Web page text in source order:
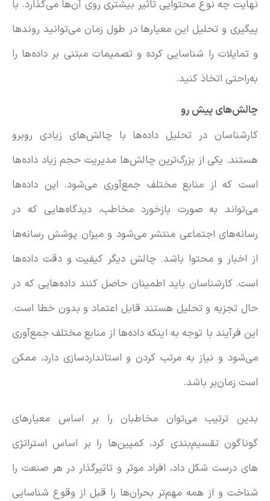
نهایت چه نوع محتوایی تاثیر بیشتری روی آن‌ها می‌گذارد. با
پیگیری و تحلیل این معیارها در طول زمان می‌توانید روندها
و تمایلات را شناسایی کرده و تصمیمات مبتنی بر داده‌ها را
به‌راحتی اتخاذ کنید.
چالش‌های پیش‌ رو
کارشناسان در تحلیل داده‌ها با چالش‌های زیادی روبرو
هستند. یکی از بزرگ‌ترین چالش‌ها مدیریت حجم زیاد داده‌ها
است که از منابع مختلف جمع‌آوری می‌شود. این داده‌ها
می‌تواند به صورت بازخورد مخاطب، دیدگاه‌هایی که در
رسانه‌های اجتماعی منتشر می‌شود و میزان پوشش رسانه‌‌ها
از اخبار و محتوا باشد. چالش دیگر کیفیت و دقت داده‌ها
است. کارشناسان باید اطمینان حاصل کنند داده‌هایی که در
حال تجزیه و تحلیل هستند قابل اعتماد و بدون خطا است.
این فرآیند با توجه به اینکه داده‌ها از منابع مختلف جمع‌آوری
می‌شود و نیاز به مرتب کردن و استانداردسازی دارد، ممکن
است زمان‌بر باشد.
بدین ترتیب می‌توان مخاطبان را بر اساس معیارهای
گوناگون تقسیم‌بندی کرد، کمپین‌ها را بر اساس استراتژی
های درست شکل داد، افراد موثر و تاثیرگذار در هر صنعت را
شناخت و از همه مهم‌تر بحران‌ها را قبل از وقوع شناسایی